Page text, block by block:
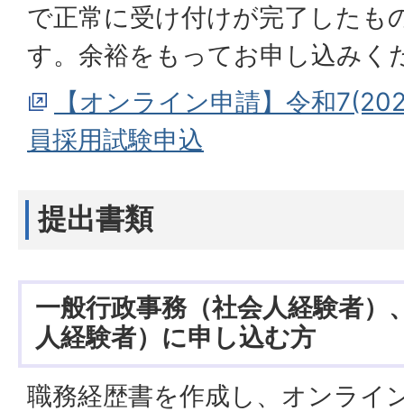
で正常に受け付けが完了したも
す。余裕をもってお申し込みく
【オンライン申請】令和
員採用試験申込
提出書類
一般行政事務（社会人経験者）
人経験者）に申し込む方
職務経歴書を作成し、オンライ